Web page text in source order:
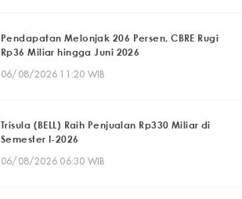
Pendapatan Melonjak 206 Persen, CBRE Rugi
Rp36 Miliar hingga Juni 2026
06/08/2026 11:20 WIB
Trisula (BELL) Raih Penjualan Rp330 Miliar di
Semester I-2026
06/08/2026 06:30 WIB